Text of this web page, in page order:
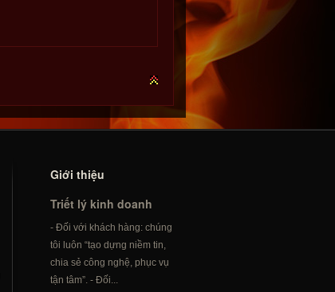
Giới thiệu
Triết lý kinh doanh
- Đối với khách hàng: chúng
tôi luôn “tạo dựng niềm tin,
chia sẻ công nghệ, phục vụ
tận tâm”. - Đối...